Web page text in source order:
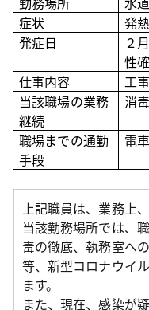
症状
発
発症日
２
性
仕事内容
工
当該職場の業務
継続
消
職場までの通勤
手段
電
上記職員は、業務上
当該勤務場所では、
毒の徹底、執務室へ
等、新型コロナウイ
ます。
また、現在、感染が